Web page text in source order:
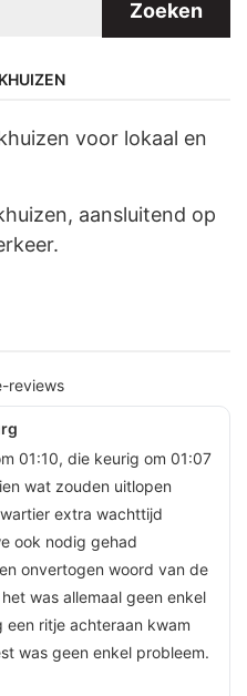
aansluitend op
reviews
01:10, die keurig om 01:07
wat zouden uitlopen
extra wachttijd
ook nodig gehad
onvertogen woord van de
was allemaal geen enkel
ritje achteraan kwam
was geen enkel probleem.